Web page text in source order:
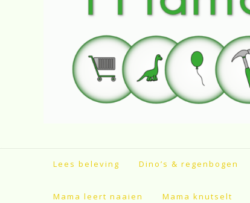
Lees beleving Dino’s & regenbogen
Mama leert naaien Mama knutselt